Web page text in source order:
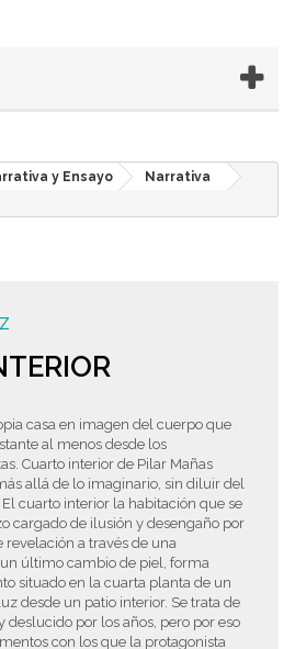
y Ensayo
Narrativa
casa en imagen del cuerpo que
al menos desde los
Cuarto interior de Pilar Mañas
allá de lo imaginario, sin diluir del
cuarto interior la habitación que se
cargado de ilusión y desengaño por
revelación a través de una
último cambio de piel, forma
situado en la cuarta planta de un
desde un patio interior. Se trata de
deslucido por los años, pero por eso
con los que la protagonista